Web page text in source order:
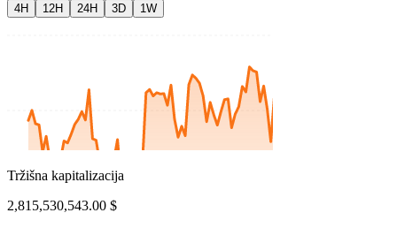
4H 12H 24H 3D 1W
Tržišna kapitalizacija
2,815,530,543.00 $